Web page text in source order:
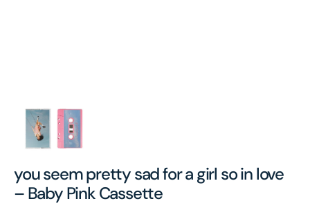
you seem pretty sad for a girl so in love
– Baby Pink Cassette